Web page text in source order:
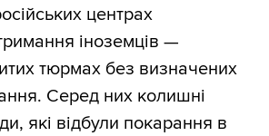
центрах
іноземців —
тюрмах без визначених
Серед них колишні
які відбули покарання в